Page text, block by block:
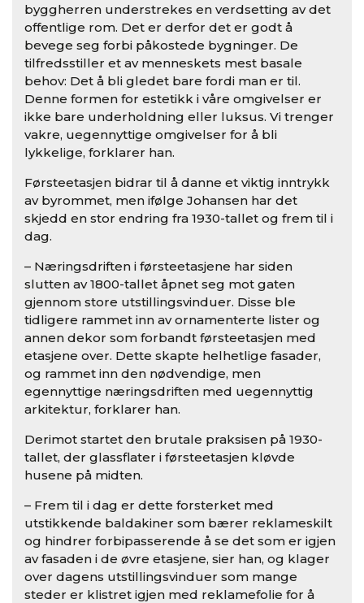
byggherren understrekes en verdsetting av det
offentlige rom. Det er derfor det er godt å
bevege seg forbi påkostede bygninger. De
tilfredsstiller et av menneskets mest basale
behov: Det å bli gledet bare fordi man er til.
Denne formen for estetikk i våre omgivelser er
ikke bare underholdning eller luksus. Vi trenger
vakre, uegennyttige omgivelser for å bli
lykkelige, forklarer han.
Førsteetasjen bidrar til å danne et viktig inntrykk
av byrommet, men ifølge Johansen har det
skjedd en stor endring fra 1930-tallet og frem til i
dag.
– Næringsdriften i førsteetasjene har siden
slutten av 1800-tallet åpnet seg mot gaten
gjennom store utstillingsvinduer. Disse ble
tidligere rammet inn av ornamenterte lister og
annen dekor som forbandt førsteetasjen med
etasjene over. Dette skapte helhetlige fasader,
og rammet inn den nødvendige, men
egennyttige næringsdriften med uegennyttig
arkitektur, forklarer han.
Derimot startet den brutale praksisen på 1930-
tallet, der glassflater i førsteetasjen kløvde
husene på midten.
– Frem til i dag er dette forsterket med
utstikkende baldakiner som bærer reklameskilt
og hindrer forbipasserende å se det som er igjen
av fasaden i de øvre etasjene, sier han, og klager
over dagens utstillingsvinduer som mange
steder er klistret igjen med reklamefolie for å